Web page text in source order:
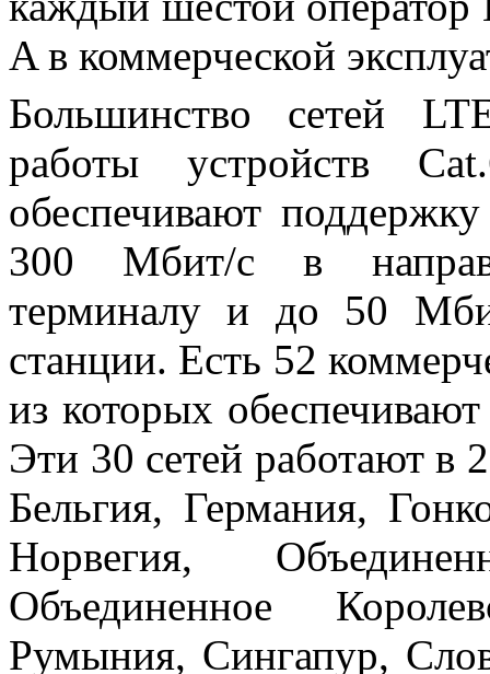
A в коммерческой
Большинство сетей
работы устройств
обеспечивают
300 Мбит/с в
терминалу и до 50
станции. Есть 52
из которых
Эти 30 сетей работают в
Бельгия, Германия,
Норвегия,
Объединенное
Румыния, Сингапур,